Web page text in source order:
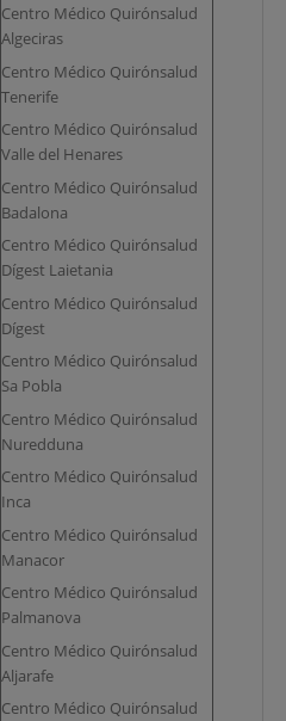
Centro Médico Quirónsalud
Algeciras
Centro Médico Quirónsalud
Tenerife
Centro Médico Quirónsalud
Valle del Henares
Centro Médico Quirónsalud
Badalona
Centro Médico Quirónsalud
Dígest Laietania
Centro Médico Quirónsalud
Dígest
Centro Médico Quirónsalud
Sa Pobla
Centro Médico Quirónsalud
Nuredduna
Centro Médico Quirónsalud
Inca
Centro Médico Quirónsalud
Manacor
Centro Médico Quirónsalud
Palmanova
Centro Médico Quirónsalud
Aljarafe
Centro Médico Quirónsalud